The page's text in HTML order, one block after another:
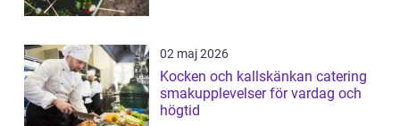
02 maj 2026
Kocken och kallskänkan catering
smakupplevelser för vardag och
högtid